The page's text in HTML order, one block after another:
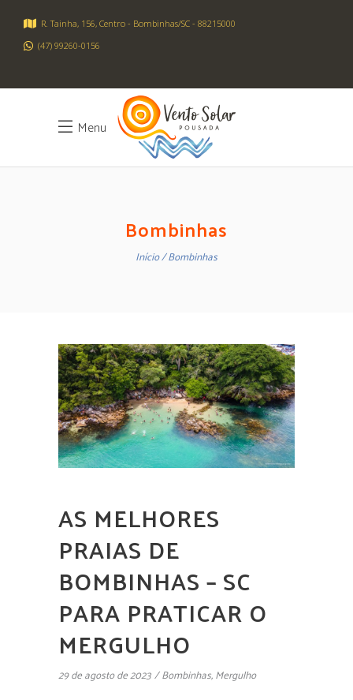
R. Tainha, 156, Centro - Bombinhas/SC - 88215000
(47) 99260-0156
Menu
Bombinhas
Início Bombinhas
AS MELHORES
PRAIAS DE
BOMBINHAS – SC
PARA PRATICAR O
MERGULHO
29 de agosto de 2023 Bombinhas,Mergulho